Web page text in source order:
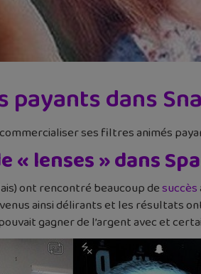
dans
ses filtres animés
« lenses » dans
ont rencontré beaucoup desuccès
ainsi délirants et les résultats
gagner de l’argent avec et